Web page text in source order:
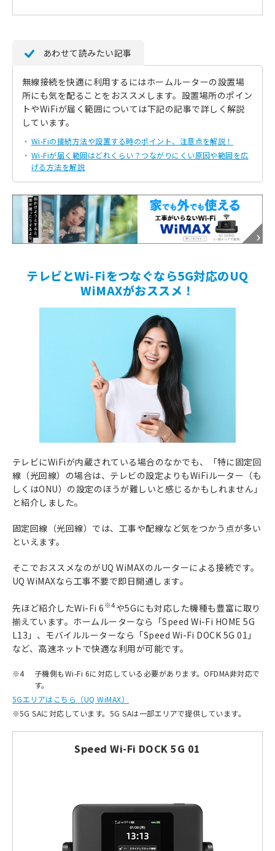
あわせて読みたい記事
無線接続を快適に利用するにはホームルーターの設置場
所にも気を配ることをおススメします。設置場所のポイン
トやWiFiが届く範囲については下記の記事で詳しく解説
しています。
Wi-Fiの接続方法や設置する時のポイント、注意点を解説！
Wi-Fiが届く範囲はどれくらい？つながりにくい原因や範囲を広
げる方法を解説
テレビとWi-Fiをつなぐなら5G対応のUQ
WiMAXがおススメ！
テレビにWiFiが内蔵されている場合のなかでも、「特に固定回
線（光回線）の場合は、テレビの設定よりもWiFiルーター（も
しくはONU）の設定のほうが難しいと感じるかもしれません」
と紹介しました。
固定回線（光回線）では、工事や配線など気をつかう点が多い
といえます。
そこでおススメなのがUQ WiMAXのルーターによる接続です。
UQ WiMAXなら工事不要で即日開通します。
先ほど紹介したWi-Fi 6※4や5Gにも対応した機種も豊富に取り
揃えています。ホームルーターなら「Speed Wi-Fi HOME 5G
L13」、モバイルルーターなら「Speed Wi-Fi DOCK 5G 01」
など、高速ネットで快適な利用が可能です。
※4
子機側もWi-Fi 6に対応している必要があります。OFDMA非対応で
す。
5Gエリアはこちら（UQ WiMAX）
※5G SAに対応しています。5G SAは一部エリアで提供しています。
Speed Wi-Fi DOCK 5G 01